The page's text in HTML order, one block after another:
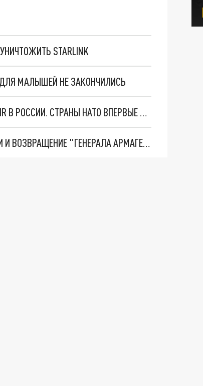
STARLINK
МАЛЫШЕЙ НЕ ЗАКОНЧИЛИСЬ
"ОЧЕНЬ ПЛОХИЕ НОВОСТИ": БОЛЬШАЯ ОШИБКА PALANTIR В РОССИИ. СТРАНЫ НАТО ВПЕРВЫЕ ЗА СВО ОСТАНОВИЛИ ПОСТАВКИ ОРУЖИЯ. ВСУ ТЕРЯЮТ ПРИГРАНИЧЬЕ?
ТРИ ГЛАВНЫХ ИНСАЙДА ОБ СВО. ОТМЕНА МОБИЛИЗАЦИИ И ВОЗВРАЩЕНИЕ "ГЕНЕРАЛА АРМАГЕДДОНА"? ОТЛИЧНЫЕ НОВОСТИ, КОТОРЫЕ ЖДАЛИ ВСЕ